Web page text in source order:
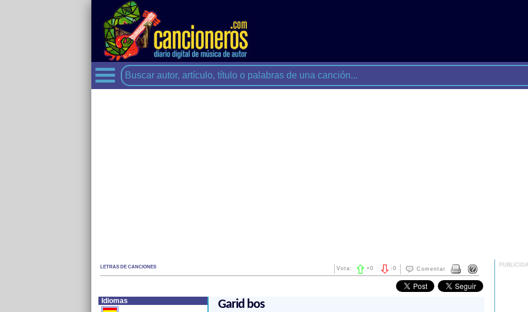
LETRAS DE CANCIONES Comentar
-0
Vota: +0
Idiomas Garid bos